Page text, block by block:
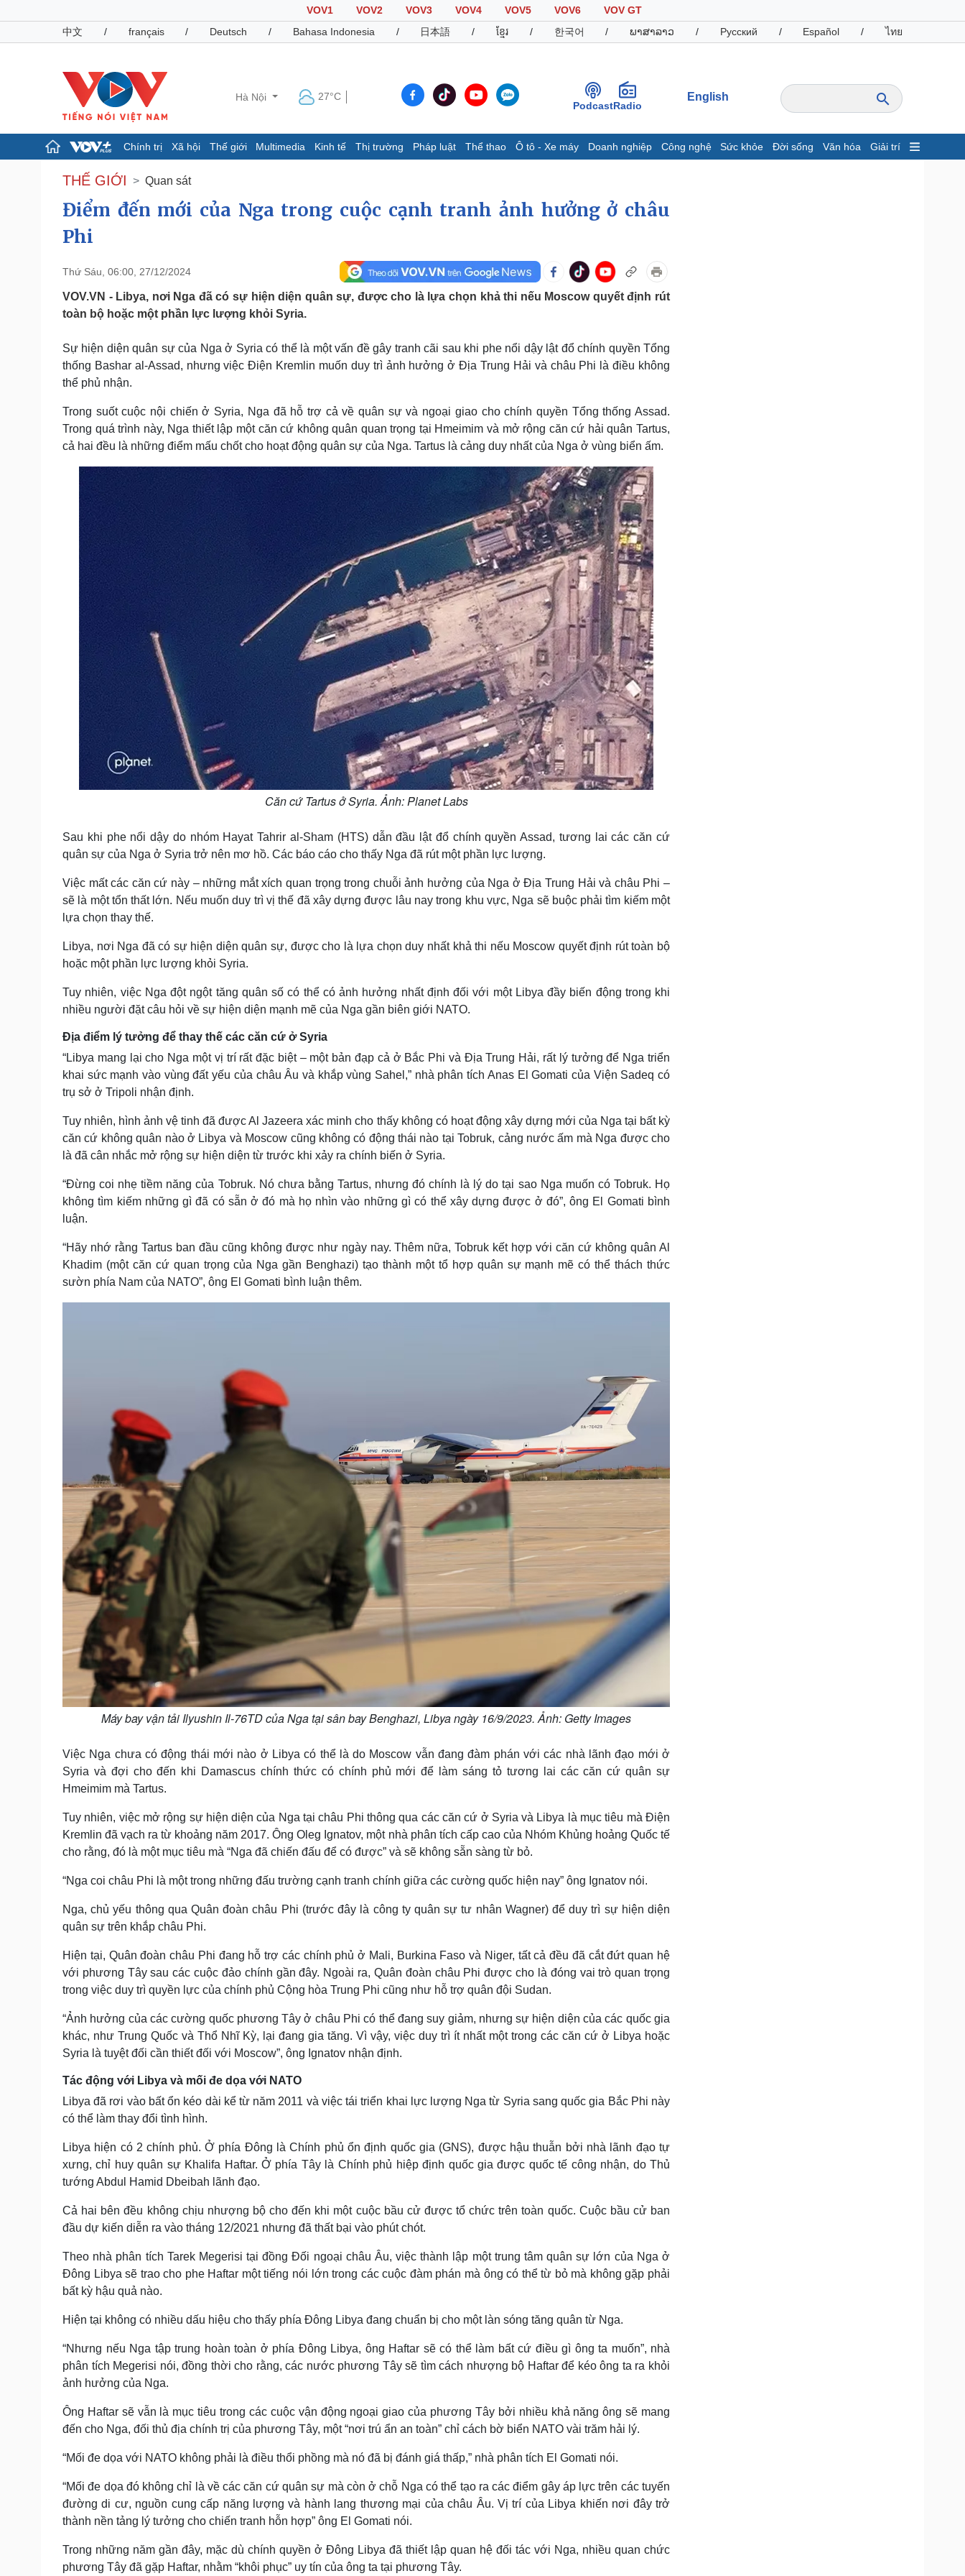
VOV1 VOV2 VOV3 VOV4 VOV5 VOV6
VOV GT
中文
/ français / Deutsch / Bahasa Indonesia / 日本語 / ខ្មែរ / 한국어 / ພາສາລາວ / Русский / Español / ไทย
Hà Nội 27°C
PodcastRadio
English
Chính trị Xã hội Thế giới Multimedia Kinh tế Thị trường Pháp luật Thể thao Ô tô - Xe máy Doanh nghiệp Công nghệ Sức khỏe Đời sống Văn hóa Giải trí
Chính trị
Tổ chức nhân sự
Nhận diện sự thật
Dự báo thời tiết
Cuộc sống đó đây
Ảnh
Khởi nghiệp
Pháp luật
Vụ án
Tư vấn luật
Quân sự - Quốc phòng
Vũ khí
Phân tích
Thể thao
Thế giới thể thao
eSports
Hậu trường
Ô tô - Xe máy
Tư vấn
Doanh nghiệp
Doanh nhân
Vì cộng đồng
Dinh dưỡng - món ngon
Cây thuốc
Sản phụ khoa
Nhi khoa
Làm đẹp - giảm cân
Phòng mạch online
Ăn sạch sống khỏe
Nhà đẹp
Blog
Tình yêu - Gia đình
Sân khấu - Điện ảnh
Văn học
Âm nhạc
Di sản
Nghệ sĩ
Thời trang
Sao Việt
Tư vấn
Săn Tour
check-in
Cải chính
THẾ GIỚI Quan sát
Điểm đến mới của Nga trong cuộc cạnh tranh ảnh hưởng ở châu
Phi
Thứ Sáu, 06:00, 27/12/2024
VOV.VN - Libya, nơi Nga đã có sự hiện diện quân sự, được cho là lựa chọn khả thi nếu Moscow quyết định rút
toàn bộ hoặc một phần lực lượng khỏi Syria.
Sự hiện diện quân sự của Nga ở Syria có thể là một vấn đề gây tranh cãi sau khi phe nổi dậy lật đổ chính quyền Tổng
thống Bashar al-Assad, nhưng việc Điện Kremlin muốn duy trì ảnh hưởng ở Địa Trung Hải và châu Phi là điều không
thể phủ nhận.
Trong suốt cuộc nội chiến ở Syria, Nga đã hỗ trợ cả về quân sự và ngoại giao cho chính quyền Tổng thống Assad.
Trong quá trình này, Nga thiết lập một căn cứ không quân quan trọng tại Hmeimim và mở rộng căn cứ hải quân Tartus,
cả hai đều là những điểm mấu chốt cho hoạt động quân sự của Nga. Tartus là cảng duy nhất của Nga ở vùng biển ấm.
Căn cứ Tartus ở Syria. Ảnh: Planet Labs
Sau khi phe nổi dậy do nhóm Hayat Tahrir al-Sham (HTS) dẫn đầu lật đổ chính quyền Assad, tương lai các căn cứ
quân sự của Nga ở Syria trở nên mơ hồ. Các báo cáo cho thấy Nga đã rút một phần lực lượng.
Việc mất các căn cứ này – những mắt xích quan trọng trong chuỗi ảnh hưởng của Nga ở Địa Trung Hải và châu Phi –
sẽ là một tổn thất lớn. Nếu muốn duy trì vị thế đã xây dựng được lâu nay trong khu vực, Nga sẽ buộc phải tìm kiếm một
lựa chọn thay thế.
Libya, nơi Nga đã có sự hiện diện quân sự, được cho là lựa chọn duy nhất khả thi nếu Moscow quyết định rút toàn bộ
hoặc một phần lực lượng khỏi Syria.
Tuy nhiên, việc Nga đột ngột tăng quân số có thể có ảnh hưởng nhất định đối với một Libya đầy biến động trong khi
nhiều người đặt câu hỏi về sự hiện diện mạnh mẽ của Nga gần biên giới NATO.
Địa điểm lý tưởng để thay thế các căn cứ ở Syria
“Libya mang lại cho Nga một vị trí rất đặc biệt – một bản đạp cả ở Bắc Phi và Địa Trung Hải, rất lý tưởng để Nga triển
khai sức mạnh vào vùng đất yếu của châu Âu và khắp vùng Sahel,” nhà phân tích Anas El Gomati của Viện Sadeq có
trụ sở ở Tripoli nhận định.
Tuy nhiên, hình ảnh vệ tinh đã được Al Jazeera xác minh cho thấy không có hoạt động xây dựng mới của Nga tại bất kỳ
căn cứ không quân nào ở Libya và Moscow cũng không có động thái nào tại Tobruk, cảng nước ấm mà Nga được cho
là đã cân nhắc mở rộng sự hiện diện từ trước khi xảy ra chính biến ở Syria.
“Đừng coi nhẹ tiềm năng của Tobruk. Nó chưa bằng Tartus, nhưng đó chính là lý do tại sao Nga muốn có Tobruk. Họ
không tìm kiếm những gì đã có sẵn ở đó mà họ nhìn vào những gì có thể xây dựng được ở đó”, ông El Gomati bình
luận.
“Hãy nhớ rằng Tartus ban đầu cũng không được như ngày nay. Thêm nữa, Tobruk kết hợp với căn cứ không quân Al
Khadim (một căn cứ quan trọng của Nga gần Benghazi) tạo thành một tổ hợp quân sự mạnh mẽ có thể thách thức
sườn phía Nam của NATO”, ông El Gomati bình luận thêm.
Máy bay vận tải Ilyushin Il-76TD của Nga tại sân bay Benghazi, Libya ngày 16/9/2023. Ảnh: Getty Images
Việc Nga chưa có động thái mới nào ở Libya có thể là do Moscow vẫn đang đàm phán với các nhà lãnh đạo mới ở
Syria và đợi cho đến khi Damascus chính thức có chính phủ mới để làm sáng tỏ tương lai các căn cứ quân sự
Hmeimim mà Tartus.
Tuy nhiên, việc mở rộng sự hiện diện của Nga tại châu Phi thông qua các căn cứ ở Syria và Libya là mục tiêu mà Điện
Kremlin đã vạch ra từ khoảng năm 2017. Ông Oleg Ignatov, một nhà phân tích cấp cao của Nhóm Khủng hoảng Quốc tế
cho rằng, đó là một mục tiêu mà “Nga đã chiến đấu để có được” và sẽ không sẵn sàng từ bỏ.
“Nga coi châu Phi là một trong những đấu trường cạnh tranh chính giữa các cường quốc hiện nay” ông Ignatov nói.
Nga, chủ yếu thông qua Quân đoàn châu Phi (trước đây là công ty quân sự tư nhân Wagner) để duy trì sự hiện diện
quân sự trên khắp châu Phi.
Hiện tại, Quân đoàn châu Phi đang hỗ trợ các chính phủ ở Mali, Burkina Faso và Niger, tất cả đều đã cắt đứt quan hệ
với phương Tây sau các cuộc đảo chính gần đây. Ngoài ra, Quân đoàn châu Phi được cho là đóng vai trò quan trọng
trong việc duy trì quyền lực của chính phủ Cộng hòa Trung Phi cũng như hỗ trợ quân đội Sudan.
“Ảnh hưởng của các cường quốc phương Tây ở châu Phi có thể đang suy giảm, nhưng sự hiện diện của các quốc gia
khác, như Trung Quốc và Thổ Nhĩ Kỳ, lại đang gia tăng. Vì vậy, việc duy trì ít nhất một trong các căn cứ ở Libya hoặc
Syria là tuyệt đối cần thiết đối với Moscow”, ông Ignatov nhận định.
Tác động với Libya và mối đe dọa với NATO
Libya đã rơi vào bất ổn kéo dài kể từ năm 2011 và việc tái triển khai lực lượng Nga từ Syria sang quốc gia Bắc Phi này
có thể làm thay đổi tình hình.
Libya hiện có 2 chính phủ. Ở phía Đông là Chính phủ ổn định quốc gia (GNS), được hậu thuẫn bởi nhà lãnh đạo tự
xưng, chỉ huy quân sự Khalifa Haftar. Ở phía Tây là Chính phủ hiệp định quốc gia được quốc tế công nhận, do Thủ
tướng Abdul Hamid Dbeibah lãnh đạo.
Cả hai bên đều không chịu nhượng bộ cho đến khi một cuộc bầu cử được tổ chức trên toàn quốc. Cuộc bầu cử ban
đầu dự kiến diễn ra vào tháng 12/2021 nhưng đã thất bại vào phút chót.
Theo nhà phân tích Tarek Megerisi tại đồng Đối ngoại châu Âu, việc thành lập một trung tâm quân sự lớn của Nga ở
Đông Libya sẽ trao cho phe Haftar một tiếng nói lớn trong các cuộc đàm phán mà ông có thể từ bỏ mà không gặp phải
bất kỳ hậu quả nào.
Hiện tại không có nhiều dấu hiệu cho thấy phía Đông Libya đang chuẩn bị cho một làn sóng tăng quân từ Nga.
“Nhưng nếu Nga tập trung hoàn toàn ở phía Đông Libya, ông Haftar sẽ có thể làm bất cứ điều gì ông ta muốn”, nhà
phân tích Megerisi nói, đồng thời cho rằng, các nước phương Tây sẽ tìm cách nhượng bộ Haftar để kéo ông ta ra khỏi
ảnh hưởng của Nga.
Ông Haftar sẽ vẫn là mục tiêu trong các cuộc vận động ngoại giao của phương Tây bởi nhiều khả năng ông sẽ mang
đến cho Nga, đối thủ địa chính trị của phương Tây, một “nơi trú ẩn an toàn” chỉ cách bờ biển NATO vài trăm hải lý.
“Mối đe dọa với NATO không phải là điều thổi phồng mà nó đã bị đánh giá thấp,” nhà phân tích El Gomati nói.
“Mối đe dọa đó không chỉ là về các căn cứ quân sự mà còn ở chỗ Nga có thể tạo ra các điểm gây áp lực trên các tuyến
đường di cư, nguồn cung cấp năng lượng và hành lang thương mại của châu Âu. Vị trí của Libya khiến nơi đây trở
thành nền tảng lý tưởng cho chiến tranh hỗn hợp” ông El Gomati nói.
Trong những năm gần đây, mặc dù chính quyền ở Đông Libya đã thiết lập quan hệ đối tác với Nga, nhiều quan chức
phương Tây đã gặp Haftar, nhằm “khôi phục” uy tín của ông ta tại phương Tây.